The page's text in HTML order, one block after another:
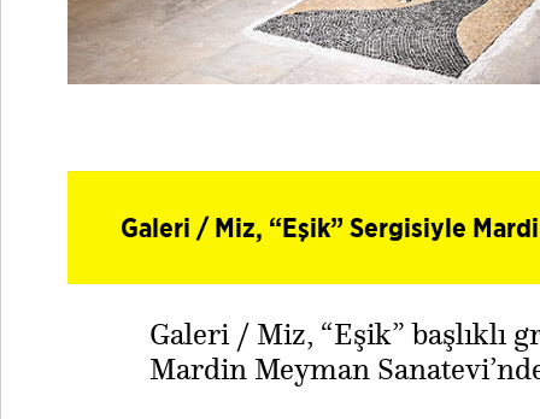
Galeri / Miz, “Eşik” Sergisiyle
Galeri / Miz, “Eşik” başlıklı
Mardin Meyman